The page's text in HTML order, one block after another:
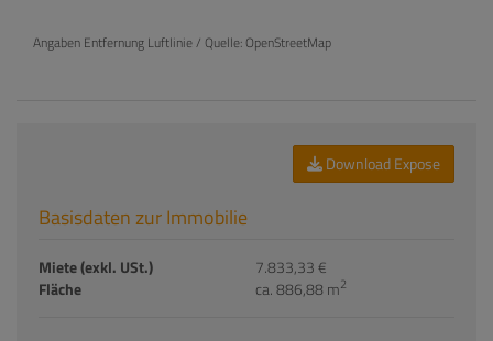
Angaben Entfernung Luftlinie / Quelle: OpenStreetMap
Download Expose
Basisdaten zur Immobilie
Miete (exkl. USt.)
7.833,33 €
Fläche
ca. 886,88 m2